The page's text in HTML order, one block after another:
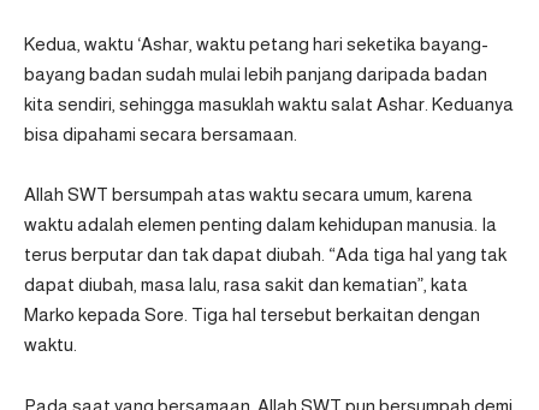
Kedua, waktu ‘Ashar, waktu petang hari seketika bayang-
bayang badan sudah mulai lebih panjang daripada badan
kita sendiri, sehingga masuklah waktu salat Ashar. Keduanya
bisa dipahami secara bersamaan.
Allah SWT bersumpah atas waktu secara umum, karena
waktu adalah elemen penting dalam kehidupan manusia. Ia
terus berputar dan tak dapat diubah. “Ada tiga hal yang tak
dapat diubah, masa lalu, rasa sakit dan kematian”, kata
Marko kepada Sore. Tiga hal tersebut berkaitan dengan
waktu.
Pada saat yang bersamaan, Allah SWT pun bersumpah demi